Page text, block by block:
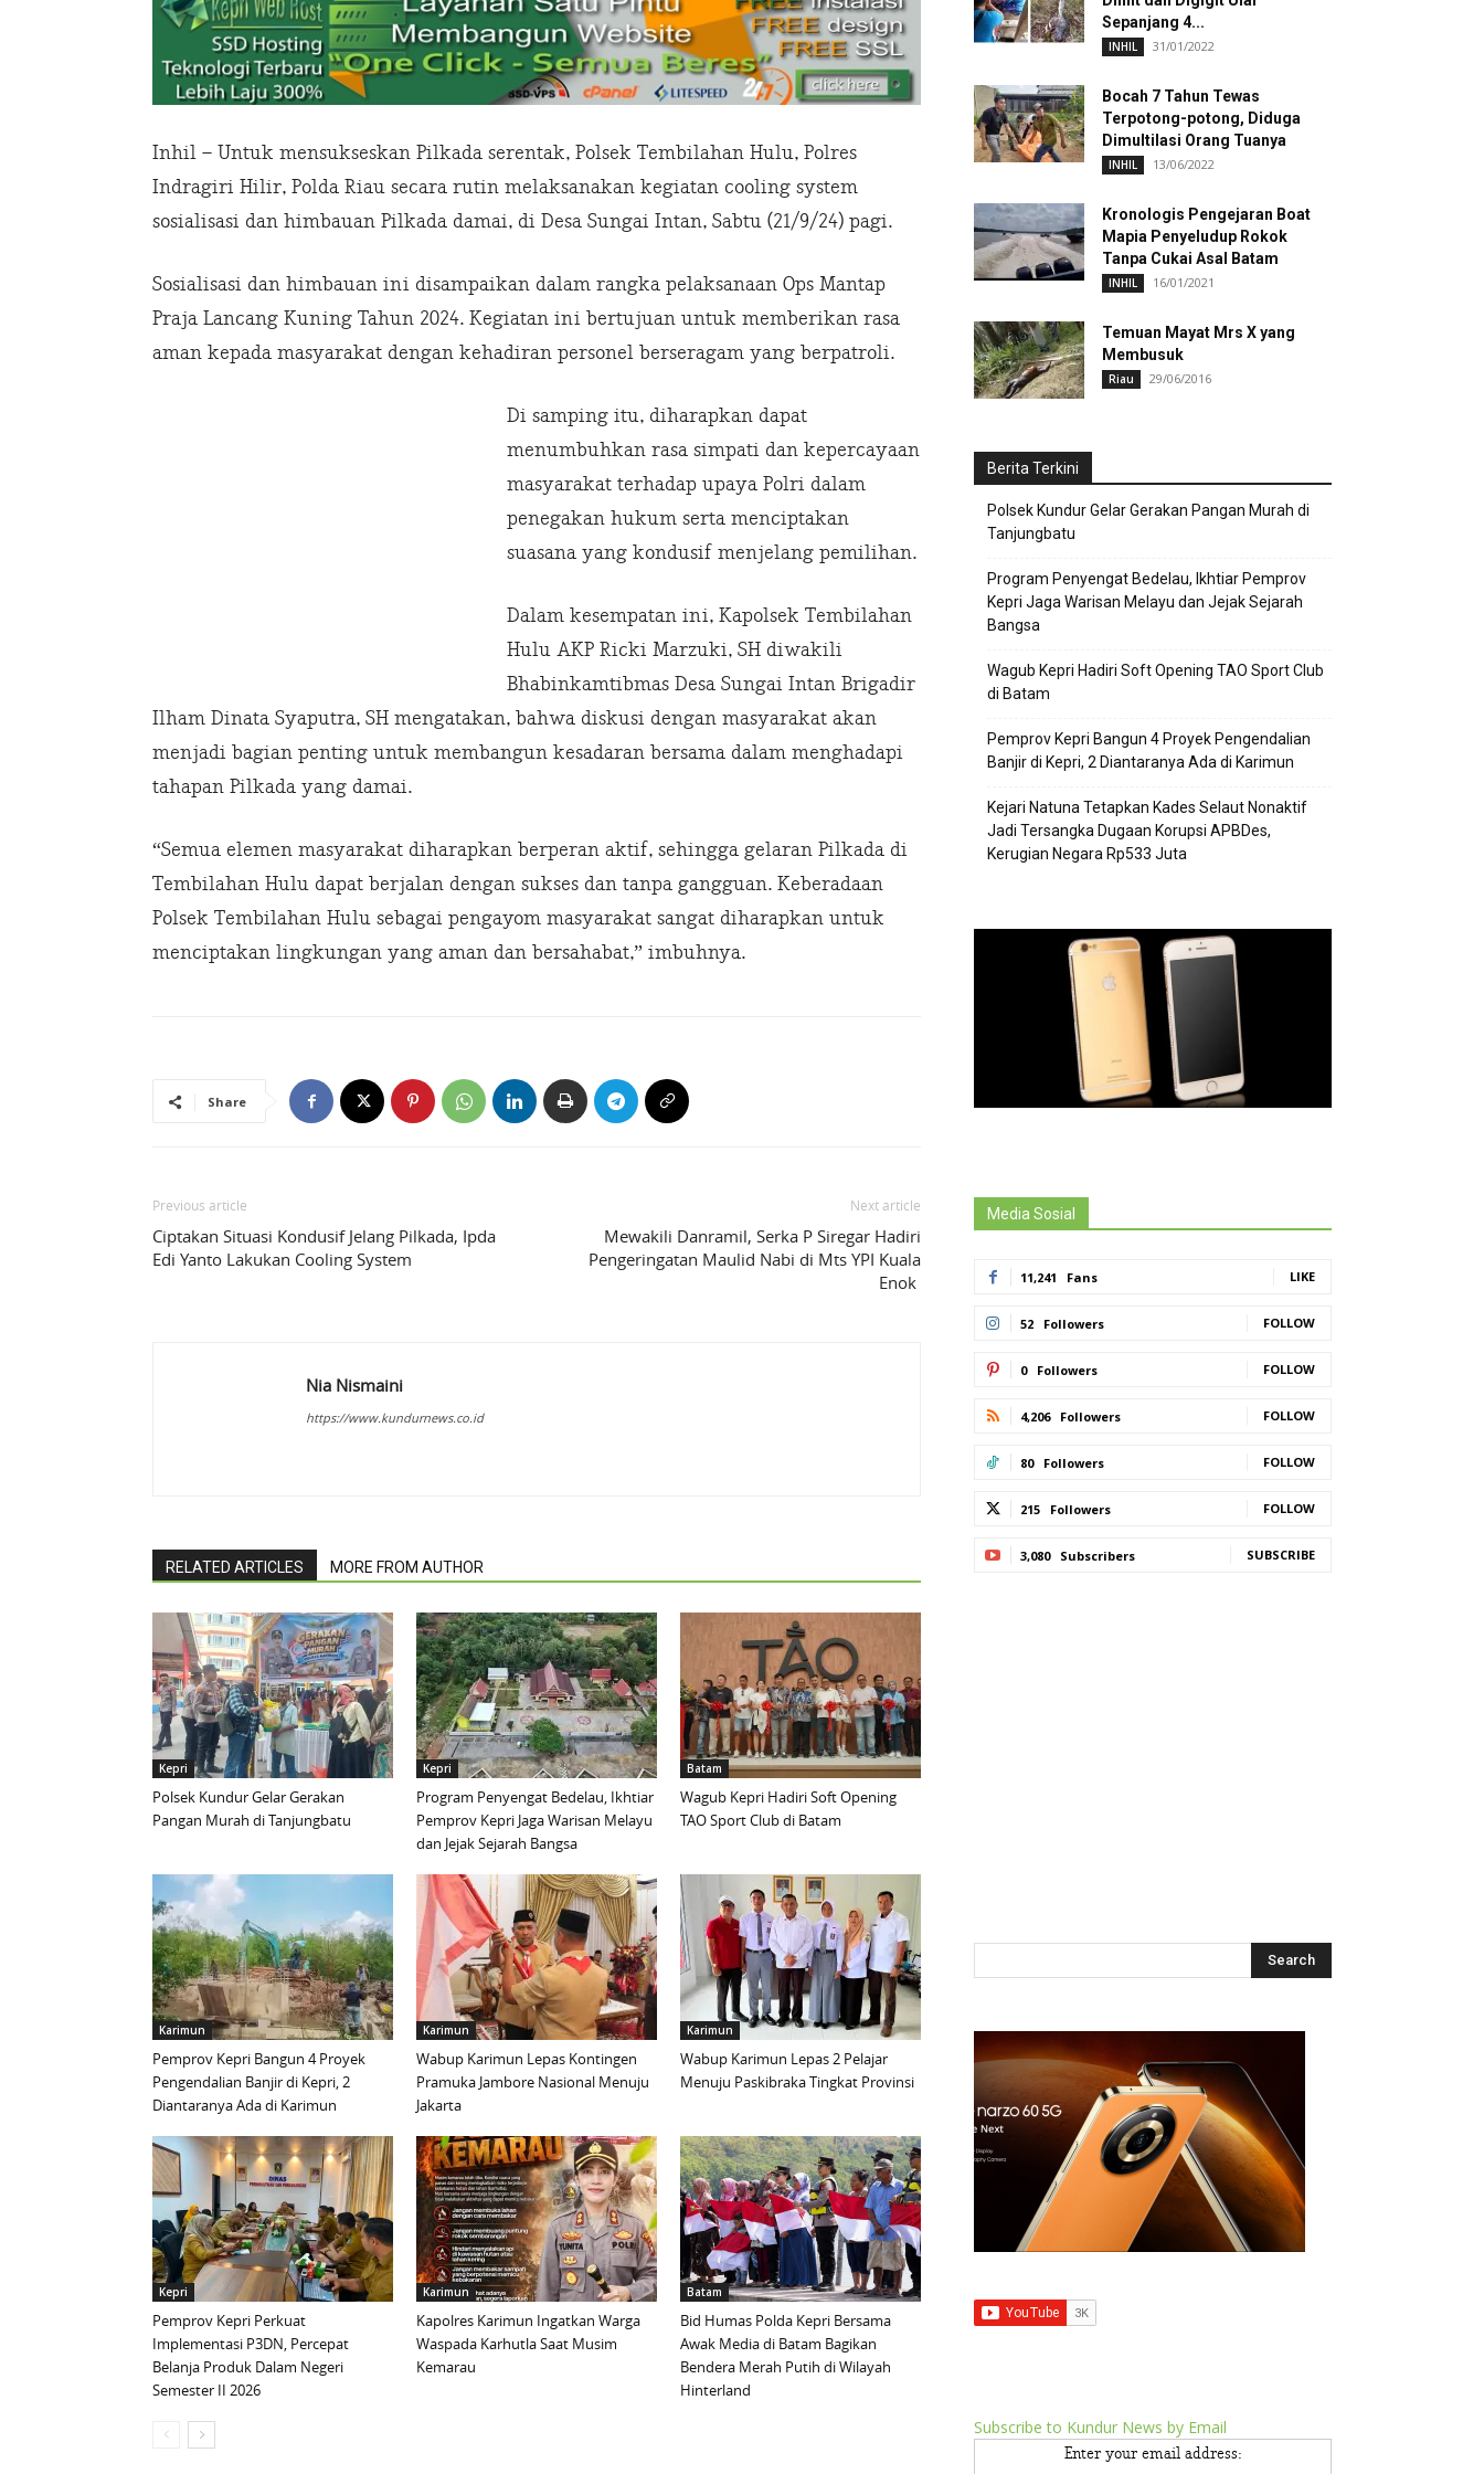
Inhil – Untuk mensukseskan Pilkada serentak, Polsek Tembilahan Hulu, Polres
Indragiri Hilir, Polda Riau secara rutin melaksanakan kegiatan cooling system
sosialisasi dan himbauan Pilkada damai, di Desa Sungai Intan, Sabtu (21/9/24) pagi.
Sosialisasi dan himbauan ini disampaikan dalam rangka pelaksanaan Ops Mantap
Praja Lancang Kuning Tahun 2024. Kegiatan ini bertujuan untuk memberikan rasa
aman kepada masyarakat dengan kehadiran personel berseragam yang berpatroli.
Di samping itu, diharapkan dapat
menumbuhkan rasa simpati dan kepercayaan
masyarakat terhadap upaya Polri dalam
penegakan hukum serta menciptakan
suasana yang kondusif menjelang pemilihan.
Dalam kesempatan ini, Kapolsek Tembilahan
Hulu AKP Ricki Marzuki, SH diwakili
Bhabinkamtibmas Desa Sungai Intan Brigadir
Ilham Dinata Syaputra, SH mengatakan, bahwa diskusi dengan masyarakat akan
menjadi bagian penting untuk membangun kesadaran bersama dalam menghadapi
tahapan Pilkada yang damai.
“Semua elemen masyarakat diharapkan berperan aktif, sehingga gelaran Pilkada di
Tembilahan Hulu dapat berjalan dengan sukses dan tanpa gangguan. Keberadaan
Polsek Tembilahan Hulu sebagai pengayom masyarakat sangat diharapkan untuk
menciptakan lingkungan yang aman dan bersahabat,” imbuhnya.
Share
Previous article
Ciptakan Situasi Kondusif Jelang Pilkada, Ipda
Edi Yanto Lakukan Cooling System
Next article
Mewakili Danramil, Serka P Siregar Hadiri
Pengeringatan Maulid Nabi di Mts YPI Kuala
Enok
Nia Nismaini
https://www.kundurnews.co.id
RELATED ARTICLES MORE FROM AUTHOR
Kepri
Polsek Kundur Gelar Gerakan
Pangan Murah di Tanjungbatu
Kepri
Program Penyengat Bedelau, Ikhtiar
Pemprov Kepri Jaga Warisan Melayu
dan Jejak Sejarah Bangsa
Batam
Wagub Kepri Hadiri Soft Opening
TAO Sport Club di Batam
Karimun
Pemprov Kepri Bangun 4 Proyek
Pengendalian Banjir di Kepri, 2
Diantaranya Ada di Karimun
Karimun
Wabup Karimun Lepas Kontingen
Pramuka Jambore Nasional Menuju
Jakarta
Karimun
Wabup Karimun Lepas 2 Pelajar
Menuju Paskibraka Tingkat Provinsi
Kepri
Pemprov Kepri Perkuat
Implementasi P3DN, Percepat
Belanja Produk Dalam Negeri
Semester II 2026
Karimun
Kapolres Karimun Ingatkan Warga
Waspada Karhutla Saat Musim
Kemarau
Batam
Bid Humas Polda Kepri Bersama
Awak Media di Batam Bagikan
Bendera Merah Putih di Wilayah
Hinterland
Sepanjang 4...
INHIL 31/01/2022
Bocah 7 Tahun Tewas
Terpotong-potong, Diduga
Dimultilasi Orang Tuanya
INHIL 13/06/2022
Kronologis Pengejaran Boat
Mapia Penyeludup Rokok
Tanpa Cukai Asal Batam
INHIL 16/01/2021
Temuan Mayat Mrs X yang
Membusuk
Riau 29/06/2016
Berita Terkini
Polsek Kundur Gelar Gerakan Pangan Murah di
Tanjungbatu
Program Penyengat Bedelau, Ikhtiar Pemprov
Kepri Jaga Warisan Melayu dan Jejak Sejarah
Bangsa
Wagub Kepri Hadiri Soft Opening TAO Sport Club
di Batam
Pemprov Kepri Bangun 4 Proyek Pengendalian
Banjir di Kepri, 2 Diantaranya Ada di Karimun
Kejari Natuna Tetapkan Kades Selaut Nonaktif
Jadi Tersangka Dugaan Korupsi APBDes,
Kerugian Negara Rp533 Juta
Media Sosial
11,241 Fans LIKE
52 Followers FOLLOW
0 Followers FOLLOW
4,206 Followers FOLLOW
80 Followers FOLLOW
215 Followers FOLLOW
3,080 Subscribers SUBSCRIBE
Subscribe to Kundur News by Email
Enter your email address: